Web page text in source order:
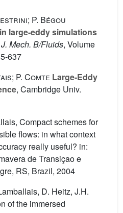
P. Bégou
large-eddy simulations
Mech. B/Fluids, Volume
637
P. Comte Large-Eddy
, Cambridge Univ.
Compact schemes for
flows: in what context
really useful? in:
de Transiçao e
RS, Brazil, 2004
D. Heitz, J.H.
of the immersed